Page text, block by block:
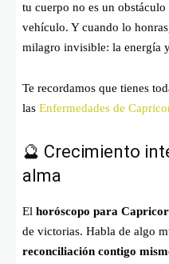
tu cuerpo no es un
vehículo. Y cuando lo
milagro invisible: la energía
Te recordamos que tienes
las Enfermedades de
🔮 Crecimiento
alma
El horóscopo para
de victorias. Habla de algo
reconciliación contigo